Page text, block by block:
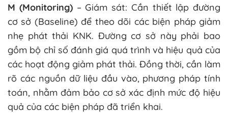
M (Monitoring)– Giám sát: Cần thiết lập đường
cơ sở (Baseline) để theo dõi các biện pháp giảm
nhẹ phát thải KNK. Đường cơ sở này phải bao
gồm bộ chỉ số đánh giá quá trình và hiệu quả của
các hoạt động giảm phát thải. Đồng thời, cần làm
rõ các nguồn dữ liệu đầu vào, phương pháp tính
toán, nhằm đảm bảo cơ sở xác định mức độ hiệu
quả của các biện pháp đã triển khai.